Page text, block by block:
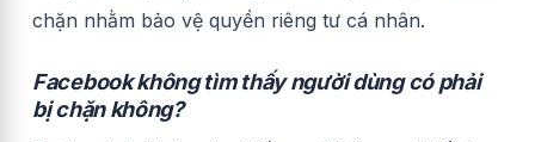
chặn nhằm bảo vệ quyền riêng tư cá nhân.
Facebook không tìm thấy người dùng có phải
bị chặn không?